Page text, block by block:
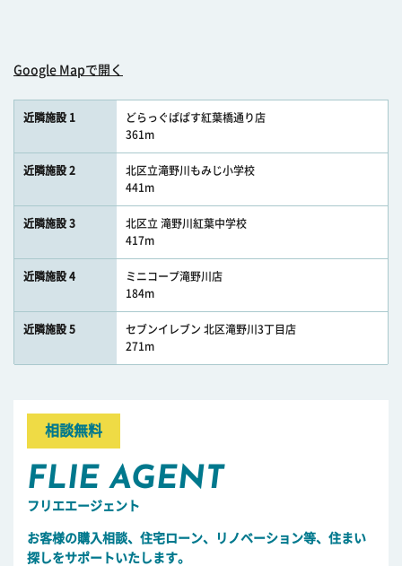
Google Mapで開く
近隣施設 1
どらっぐぱぱす紅葉橋通り店
361m
近隣施設 2
北区立滝野川もみじ小学校
441m
近隣施設 3
北区立 滝野川紅葉中学校
417m
近隣施設 4
ミニコープ滝野川店
184m
近隣施設 5
セブンイレブン 北区滝野川3丁目店
271m
相談無料
FLIE AGENT
フリエエージェント
お客様の購入相談、住宅ローン、リノベーション等、住まい
探しをサポートいたします。